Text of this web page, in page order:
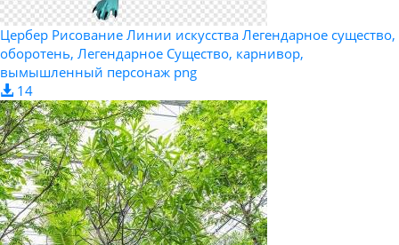
Цербер Рисование Линии искусства Легендарное существо,
оборотень, Легендарное Существо, карнивор,
вымышленный персонаж png
14